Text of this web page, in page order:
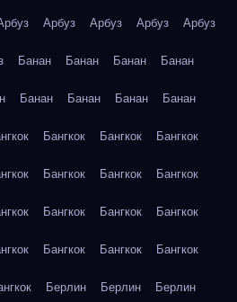
Арбуз Арбуз Арбуз Арбуз
Банан Банан Банан Банан
Банан Банан Банан Банан
Бангкок Бангкок Бангкок
Бангкок Бангкок Бангкок
Бангкок Бангкок Бангкок
Бангкок Бангкок Бангкок
Берлин Берлин Берлин